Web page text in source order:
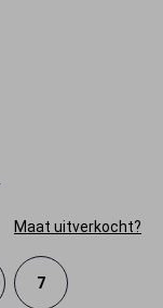
Maat uitverkocht?
7